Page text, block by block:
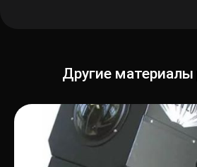
Другие материалы